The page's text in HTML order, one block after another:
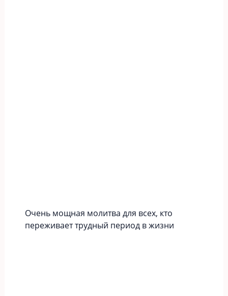
Очень мощная молитва для всех, кто
переживает трудный период в жизни